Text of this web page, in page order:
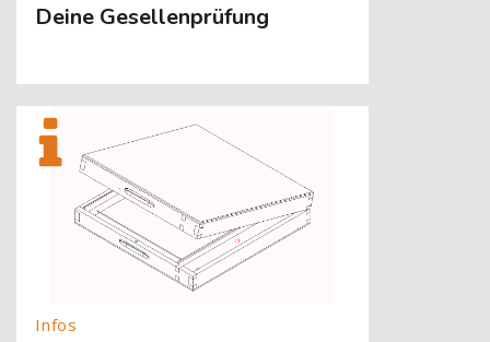
Deine Gesellenprüfung
[Cocoon] About (Text with Image) überspringen